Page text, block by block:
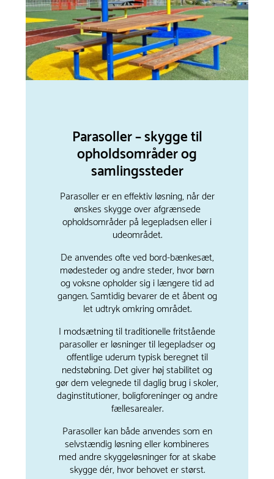
Parasoller – skygge til
opholdsområder og
samlingssteder
Parasoller er en effektiv løsning, når der
ønskes skygge over afgrænsede
opholdsområder på legepladsen eller i
udeområdet.
De anvendes ofte ved bord-bænkesæt,
mødesteder og andre steder, hvor børn
og voksne opholder sig i længere tid ad
gangen. Samtidig bevarer de et åbent og
let udtryk omkring området.
I modsætning til traditionelle fritstående
parasoller er løsninger til legepladser og
offentlige uderum typisk beregnet til
nedstøbning. Det giver høj stabilitet og
gør dem velegnede til daglig brug i skoler,
daginstitutioner, boligforeninger og andre
fællesarealer.
Parasoller kan både anvendes som en
selvstændig løsning eller kombineres
med andre skyggeløsninger for at skabe
skygge dér, hvor behovet er størst.